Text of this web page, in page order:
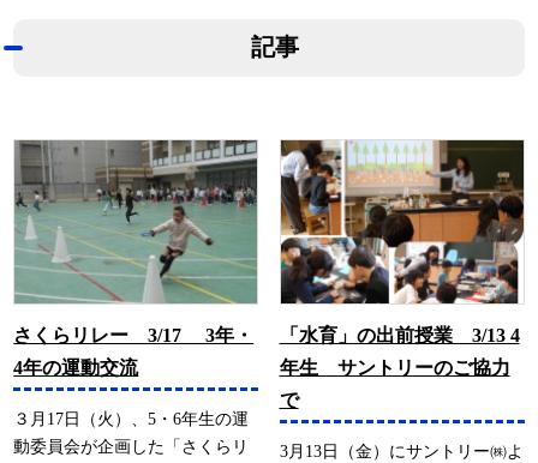
記事
さくらリレー 3/17 3年・
4年の運動交流
３月17日（火）、5・6年生の運
動委員会が企画した「さくらリ
「水育」の出前授業 3/13 4
年生 サントリーのご協力
で
3月13日（金）にサントリー㈱よ